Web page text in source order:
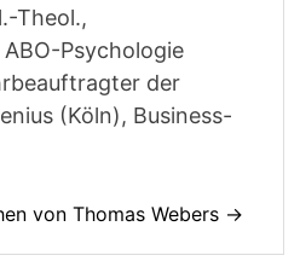
Theol.,
Psychologie
der
(Köln), Business-
von Thomas Webers →